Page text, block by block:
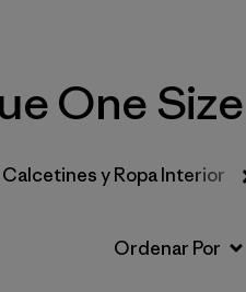
One Size
Calcetines y Ropa Interior